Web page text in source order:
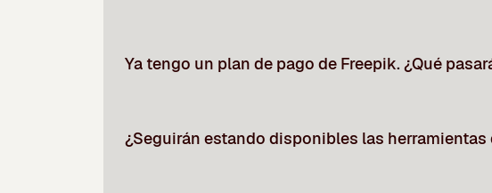
Ya tengo un plan de pago de Freepik. ¿Qué
¿Seguirán estando disponibles las herramientas